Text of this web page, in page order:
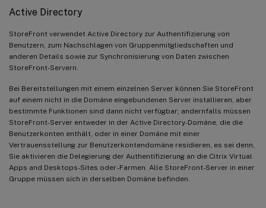
Active Directory
StoreFront verwendet Active Directory zur Authentifizierung von
Benutzern, zum Nachschlagen von Gruppenmitgliedschaften und
anderen Details sowie zur Synchronisierung von Daten zwischen
StoreFront-Servern.
Bei Bereitstellungen mit einem einzelnen Server können Sie StoreFront
auf einem nicht in die Domäne eingebundenen Server installieren, aber
bestimmte Funktionen sind dann nicht verfügbar; andernfalls müssen
StoreFront-Server entweder in der Active Directory-Domäne, die die
Benutzerkonten enthält, oder in einer Domäne mit einer
Vertrauensstellung zur Benutzerkontendomäne residieren, es sei denn,
Sie aktivieren die Delegierung der Authentifizierung an die Citrix Virtual
Apps and Desktops-Sites oder -Farmen. Alle StoreFront-Server in einer
Gruppe müssen sich in derselben Domäne befinden.